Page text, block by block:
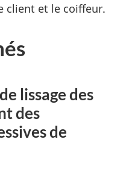
client et le coiffeur.
lissage des
des
de